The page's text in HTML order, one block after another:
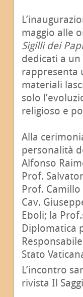
maggio alle
Sigilli dei Papi
dedicati a
rappresenta
materiali
solo
religioso e
Alla
personalità
Alfonso
Prof.
Prof.
Cav.
Eboli; la
Diplomatica
Stato
L’incontro
rivista Il